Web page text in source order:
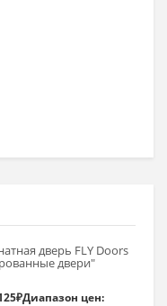
дверь FLY Doors
двери"
₽Диапазон цен: